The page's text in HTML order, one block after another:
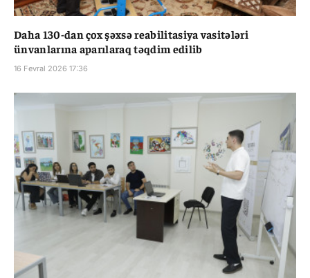
Daha 130-dan çox şəxsə reabilitasiya vasitələri
ünvanlarına aparılaraq təqdim edilib
16 Fevral 2026 17:36